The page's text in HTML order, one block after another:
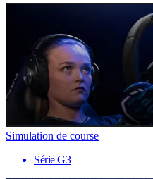
Simulation de course
Série G3